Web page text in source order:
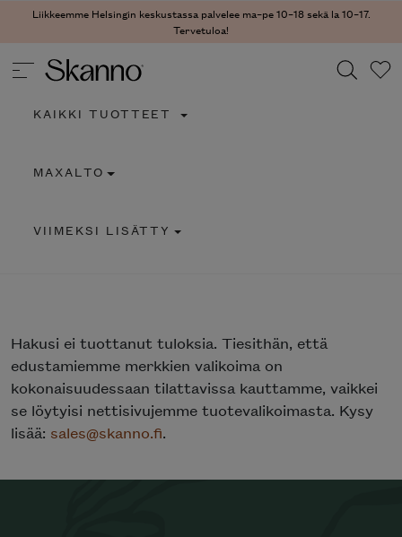
Liikkeemme Helsingin keskustassa palvelee ma–pe 10–18 sekä la 10–17.
Tervetuloa!
Type 2 or more characters for results.
KAIKKI TUOTTEET
MAXALTO
VIIMEKSI LISÄTTY
Hakusi ei tuottanut tuloksia. Tiesithän, että
edustamiemme merkkien valikoima on
kokonaisuudessaan tilattavissa kauttamme, vaikkei
se löytyisi nettisivujemme tuotevalikoimasta. Kysy
lisää: sales@skanno.fi.